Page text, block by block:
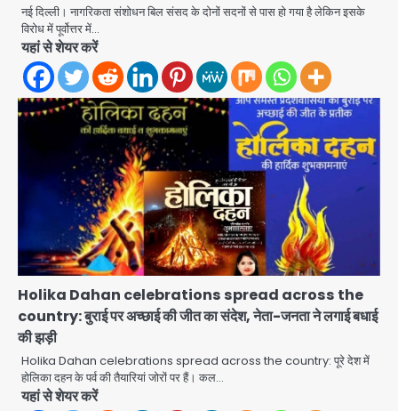
नई दिल्ली। नागरिकता संशोधन बिल संसद के दोनों सदनों से पास हो गया है लेकिन इसके
विरोध में पूर्वोत्तर में…
यहां से शेयर करें
Holika Dahan celebrations spread across the
country: बुराई पर अच्छाई की जीत का संदेश, नेता-जनता ने लगाई बधाई
की झड़ी
Holika Dahan celebrations spread across the country: पूरे देश में
होलिका दहन के पर्व की तैयारियां जोरों पर हैं। कल…
यहां से शेयर करें
Gaur Chowk: चार मूर्ति चौक पर चलना
हुआ दुश्वार! उखड़ी सड़कें और जलभराव बना